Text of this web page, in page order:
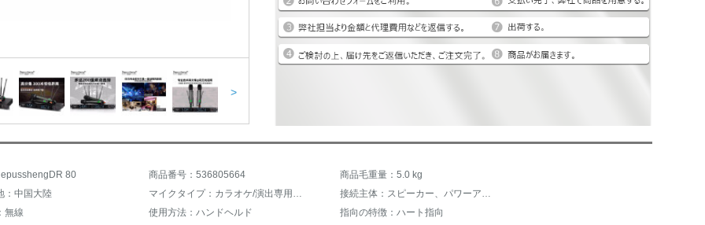
>
80 商品番号：536805664
商品毛重量：5.0 kg
：中国大陸
マイクタイプ：カラオケ/演出専用マイク
接続主体：スピーカー、パワーアンプ
無線
使用方法：ハンドヘルド
指向の特徴：ハート指向